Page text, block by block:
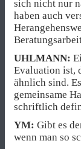
sich nicht nur
haben auch
UHLMANN:
Evaluation ist,
ähnlich sind.
gemeinsame
schriftlich
YM: Gibt es
wenn man so